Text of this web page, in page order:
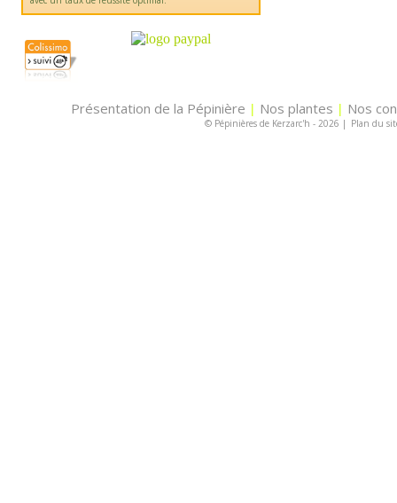
Présentation de la Pépinière | Nos plantes | Nos
© Pépinières de Kerzarc'h - 2026 | Plan du